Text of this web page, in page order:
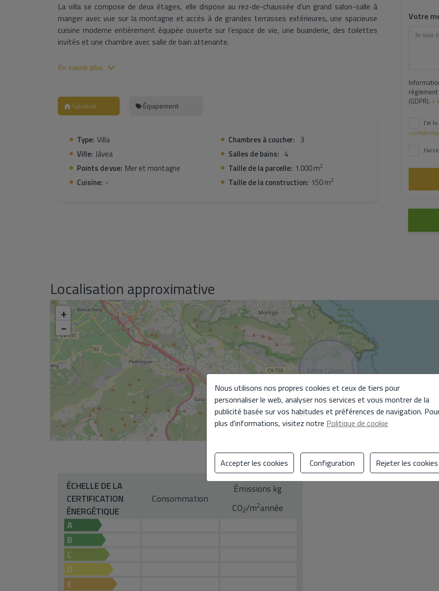
La villa se compose de deux étages, elle dispose au rez-de-chaussée d’un grand salon-salle à
manger avec vue sur la montagne et accès à de grandes terrasses extérieures, une spacieuse
cuisine moderne entièrement équipée ouverte sur l’espace de vie, une buanderie, des toilettes
invités et une chambre avec salle de bain attenante.
parentale avec accès à un patio privé et salle de bain privée ouverte, et une autre chambre avec
L’extérieur se compose d’un jardin paysager, de terrasses ensoleillées et ombragées avec un
espace barbecue, d’une piscine, l’endroit idéal pour profiter de vos moments en famille et entre
passer la plupart de votre temps à profiter des journées ensoleillées et du style de vie détendu
que l’Espagne a à offrir.
En savoir plus
Général Équipement
Type: Villa Chambres à coucher: 3
Ville: Jávea Salles de bains: 4
Points de vue: Mer et montagne Taille de la parcelle: 1.000 m2
Cuisine: - Taille de la construction: 150 m2
Votre
(GDPR). +
J'ai
Localisation approximative
+
−
ÉCHELLE DE LA
CERTIFICATION
ÉNERGÉTIQUE
Consommation
Émissions kg
CO2/m2année
A
B
C
D
E
Nous utilisons nos propres cookies et ceux de tiers pour
personnaliser le web, analyser nos services et vous montrer de la
publicité basée sur vos habitudes et préférences de navigation.
plus d'informations, visitez notre Politique de cookie
Accepter les cookies Configuration Rejeter les cookies